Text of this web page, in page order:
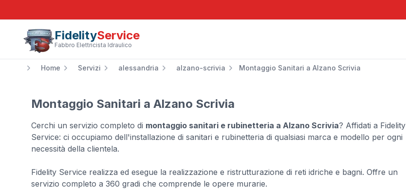
FidelityService
Fabbro Elettricista Idraulico
Home Servizi alessandria alzano-scrivia Montaggio Sanitari a Alzano Scrivia
Montaggio Sanitari a Alzano Scrivia
Cerchi un servizio completo di montaggio sanitari e rubinetteria a Alzano Scrivia? Affidati a Fidelity
Service: ci occupiamo dell'installazione di sanitari e rubinetteria di qualsiasi marca e modello per ogni
necessità della clientela.
Fidelity Service realizza ed esegue la realizzazione e ristrutturazione di reti idriche e bagni. Offre un
servizio completo a 360 gradi che comprende le opere murarie.